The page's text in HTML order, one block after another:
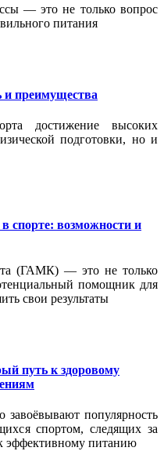
— это не только вопрос
питания
и преимущества
достижение высоких
подготовки, но и
спорте: возможности и
(ГАМК) — это не только
помощник для
свои результаты
путь к здоровому
популярность
спортом, следящих за
эффективному питанию